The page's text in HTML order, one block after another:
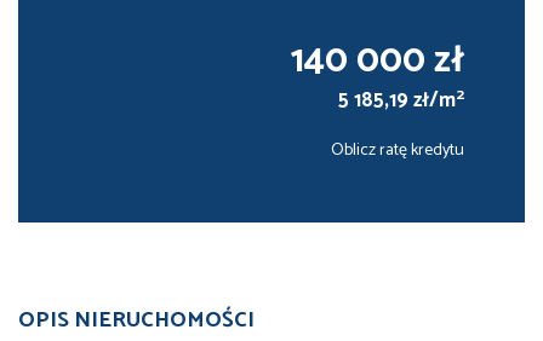
140 000 zł
5 185,19 zł/m2
Oblicz ratę kredytu
OPIS NIERUCHOMOŚCI